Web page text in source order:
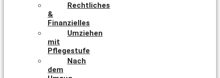
Rechtliches
&
Finanzielles
Umziehen
mit
Pflegestufe
Nach
dem